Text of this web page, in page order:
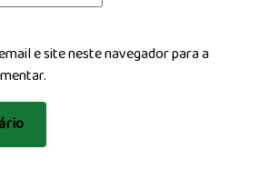
e site neste navegador para a